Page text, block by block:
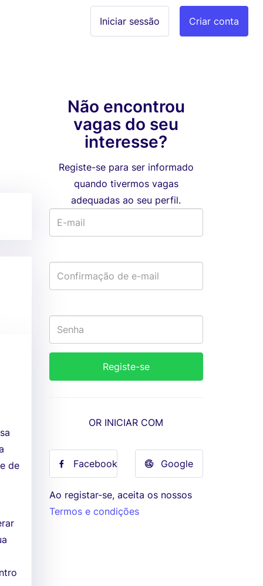
Criar conta
Iniciar sessão
de
Não encontrou
vagas do seu
interesse?
Registe-se para ser informado
quando tivermos vagas
adequadas ao seu perfil.
OR INICIAR COM
Facebook Google
Ao registar-se, aceita os nossos
Termos e condições